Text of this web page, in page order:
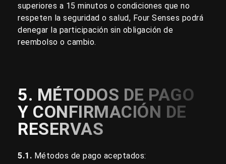
superiores a 15 minutos o condiciones que no
respeten la seguridad o salud, Four Senses podrá
denegar la participación sin obligación de
reembolso o cambio.
5. MÉTODOS DE PAGO
Y CONFIRMACIÓN DE
RESERVAS
5.1. Métodos de pago aceptados: